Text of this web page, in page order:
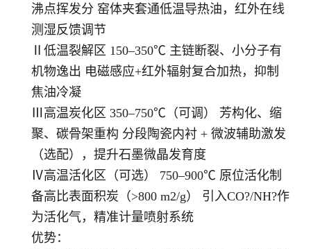
沸点挥发分 窑体夹套通低温导热油，红外在线
测湿反馈调节
Ⅱ低温裂解区 150–350℃ 主链断裂、小分子有
机物逸出 电磁感应+红外辐射复合加热，抑制
焦油冷凝
Ⅲ高温炭化区 350–750℃（可调） 芳构化、缩
聚、碳骨架重构 分段陶瓷内衬 + 微波辅助激发
（选配），提升石墨微晶发育度
Ⅳ高温活化区（可选） 750–900℃ 原位活化制
备高比表面积炭（>800 m2/g） 引入CO?/NH?作
为活化气，精准计量喷射系统
优势：